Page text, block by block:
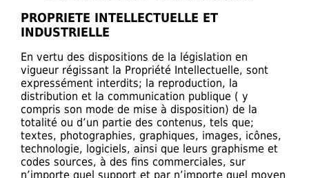
PROPRIETE INTELLECTUELLE ET
INDUSTRIELLE
En vertu des dispositions de la législation en
vigueur régissant la Propriété Intellectuelle, sont
expressément interdits; la reproduction, la
distribution et la communication publique ( y
compris son mode de mise à disposition) de la
totalité ou d’un partie des contenus, tels que;
textes, photographies, graphiques, images, icônes,
technologie, logiciels, ainsi que leurs graphisme et
codes sources, à des fins commerciales, sur
n’importe quel support et par n’importe quel moyen